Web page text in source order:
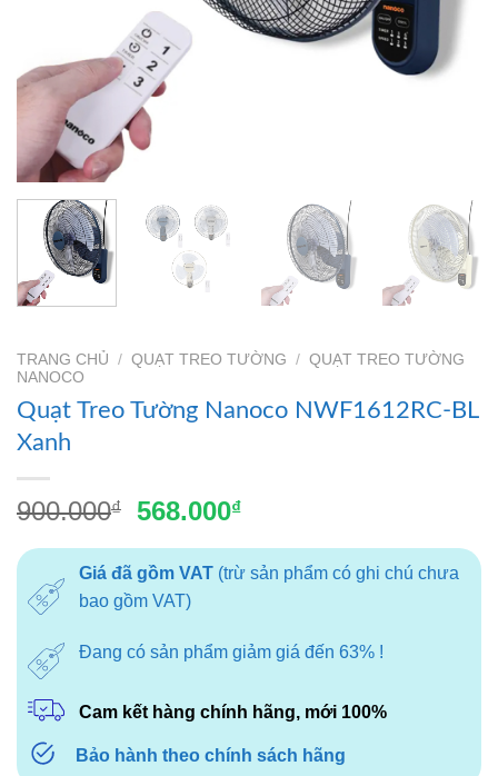
TRANG CHỦ / QUẠT TREO TƯỜNG / QUẠT TREO TƯỜNG
NANOCO
Quạt Treo Tường Nanoco NWF1612RC-BL
Xanh
900.000₫
Giá
là:
900.000₫.
568.000₫Giá
tại
Giá đã gồm VAT(trừ sản phẩm có ghi chú chưa
bao gồm VAT)
Đang có sản phẩm giảm giá đến 63% !
Cam kết hàng chính hãng, mới 100%
Bảo hành theo chính sách hãng